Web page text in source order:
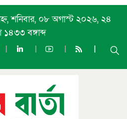
শনিবার, ০৮ অগাস্ট ২০২৬, ২৪
১৪৩৩ বঙ্গাব্দ